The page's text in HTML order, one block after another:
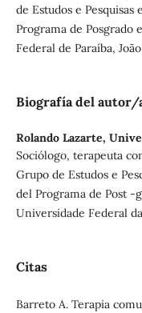
de Estudos e
Programa de Posgrado
Federal de Paraíba,
Biografía del autor/
Rolando Lazarte,
Sociólogo, terapeuta
Grupo de Estudos e
del Programa de Post
Universidade Federal
Citas
Barreto A. Terapia